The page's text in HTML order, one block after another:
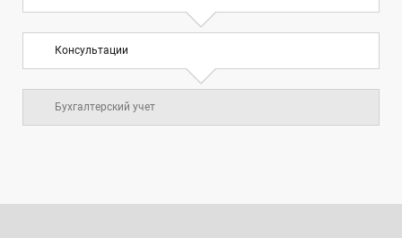
Консультации
Бухгалтерский учет